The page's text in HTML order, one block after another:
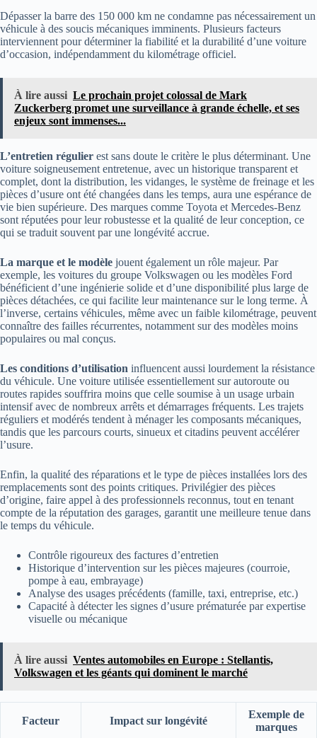
Dépasser la barre des 150 000 km ne condamne pas nécessairement un
véhicule à des soucis mécaniques imminents. Plusieurs facteurs
interviennent pour déterminer la fiabilité et la durabilité d’une voiture
d’occasion, indépendamment du kilométrage officiel.
À lire aussi Le prochain projet colossal de Mark
Zuckerberg promet une surveillance à grande échelle, et ses
enjeux sont immenses...
L’entretien régulier est sans doute le critère le plus déterminant. Une
voiture soigneusement entretenue, avec un historique transparent et
complet, dont la distribution, les vidanges, le système de freinage et les
pièces d’usure ont été changées dans les temps, aura une espérance de
vie bien supérieure. Des marques comme Toyota et Mercedes-Benz
sont réputées pour leur robustesse et la qualité de leur conception, ce
qui se traduit souvent par une longévité accrue.
La marque et le modèle jouent également un rôle majeur. Par
exemple, les voitures du groupe Volkswagen ou les modèles Ford
bénéficient d’une ingénierie solide et d’une disponibilité plus large de
pièces détachées, ce qui facilite leur maintenance sur le long terme. À
l’inverse, certains véhicules, même avec un faible kilométrage, peuvent
connaître des failles récurrentes, notamment sur des modèles moins
populaires ou mal conçus.
Les conditions d’utilisation influencent aussi lourdement la résistance
du véhicule. Une voiture utilisée essentiellement sur autoroute ou
routes rapides souffrira moins que celle soumise à un usage urbain
intensif avec de nombreux arrêts et démarrages fréquents. Les trajets
réguliers et modérés tendent à ménager les composants mécaniques,
tandis que les parcours courts, sinueux et citadins peuvent accélérer
l’usure.
Enfin, la qualité des réparations et le type de pièces installées lors des
remplacements sont des points critiques. Privilégier des pièces
d’origine, faire appel à des professionnels reconnus, tout en tenant
compte de la réputation des garages, garantit une meilleure tenue dans
le temps du véhicule.
Contrôle rigoureux des factures d’entretien
Historique d’intervention sur les pièces majeures (courroie,
pompe à eau, embrayage)
Analyse des usages précédents (famille, taxi, entreprise, etc.)
Capacité à détecter les signes d’usure prématurée par expertise
visuelle ou mécanique
À lire aussi Ventes automobiles en Europe : Stellantis,
Volkswagen et les géants qui dominent le marché
Facteur Impact sur longévité
Exemple de
marques